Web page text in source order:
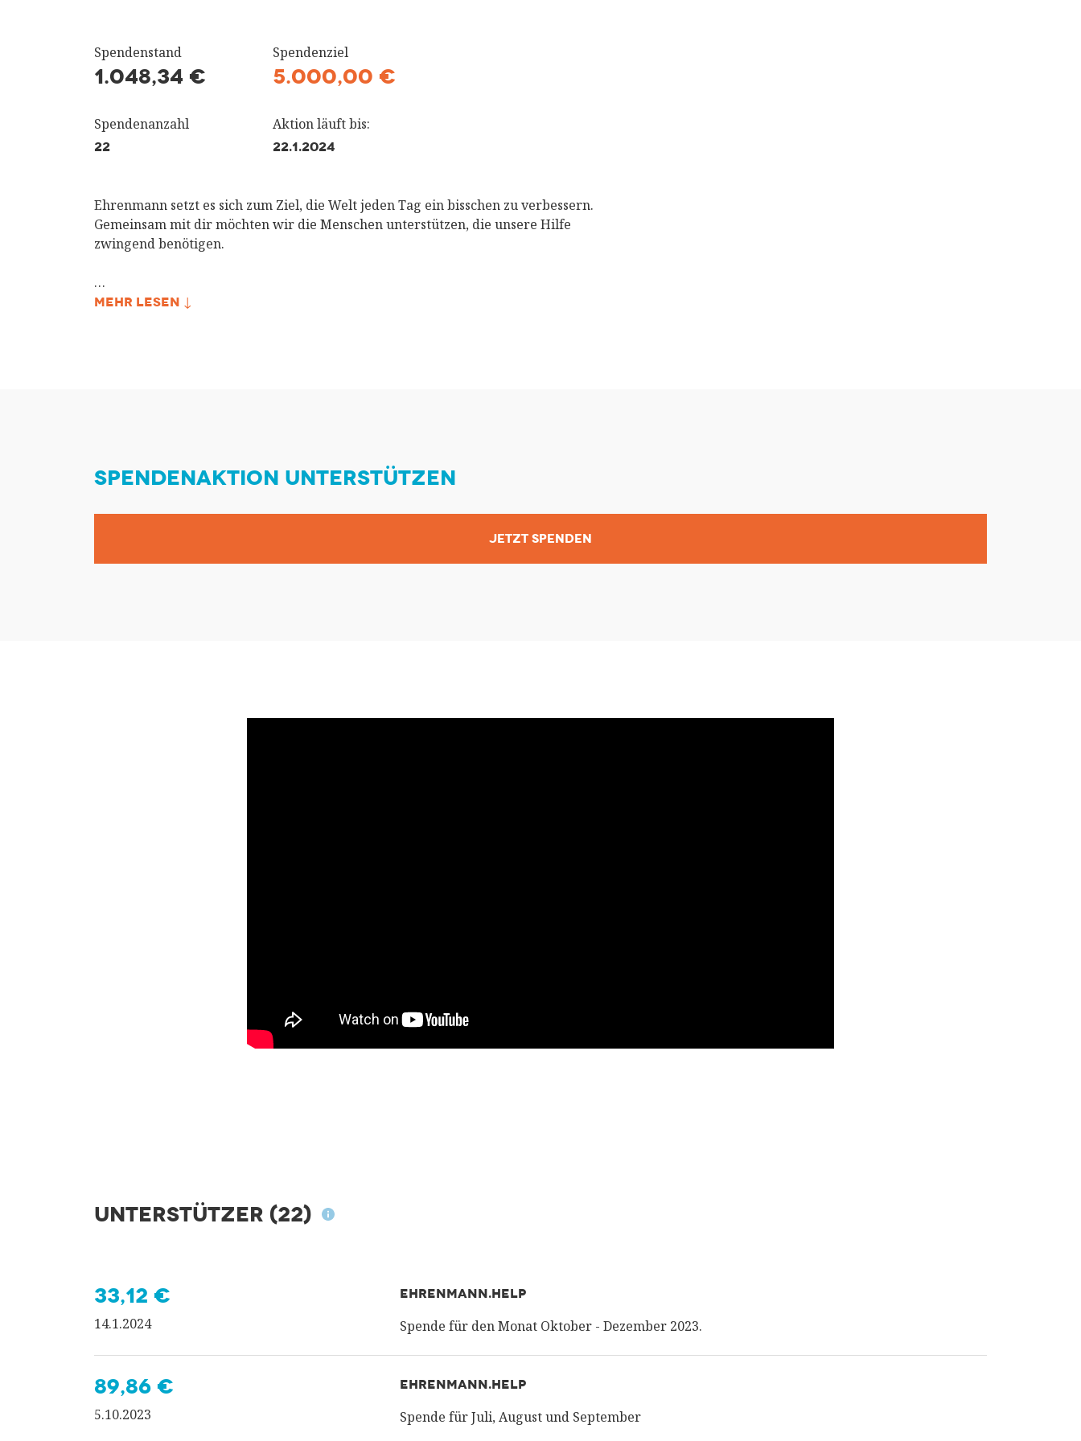
Spendenstand
1.048,34 €
Spendenziel
5.000,00 €
Spendenanzahl
22
Aktion läuft bis:
22.1.2024
Ehrenmann setzt es sich zum Ziel, die Welt jeden Tag ein bisschen zu verbessern.
Gemeinsam mit dir möchten wir die Menschen unterstützen, die unsere Hilfe
zwingend benötigen.
…
MEHR LESEN ↓
SPENDENAKTION UNTERSTÜTZEN
JETZT SPENDEN
Unterstützer (22)
33,12 €
14.1.2024
EHRENMANN.HELP
Spende für den Monat Oktober - Dezember 2023.
89,86 €
5.10.2023
EHRENMANN.HELP
Spende für Juli, August und September